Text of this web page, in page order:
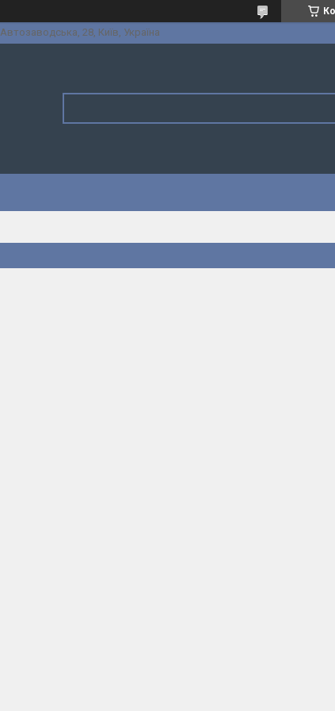
Автозаводська, 28, Київ, Україна